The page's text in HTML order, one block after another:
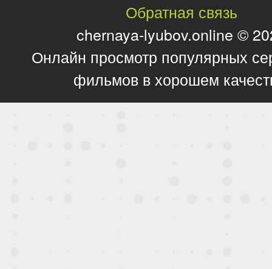
Обратная связь
chernaya-lyubov.online ©
Онлайн просмотр популярных
фильмов в хорошем